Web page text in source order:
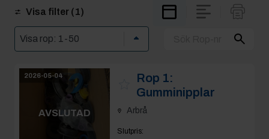
Visa filter (1)
2026-05-04
AVSLUTAD
Rop 1:
Gumminipplar
Arbrå
Slutpris: